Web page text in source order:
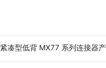
凑型低背 MX77 系列连接器